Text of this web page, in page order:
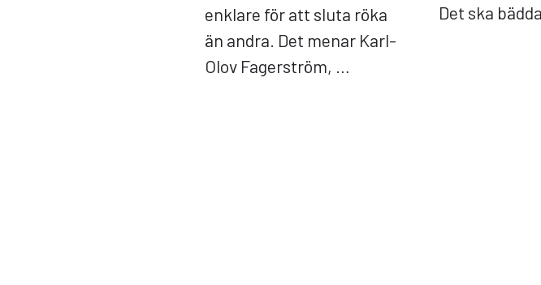
enklare för att sluta röka
än andra. Det menar Karl-
Olov Fagerström, …
Det ska